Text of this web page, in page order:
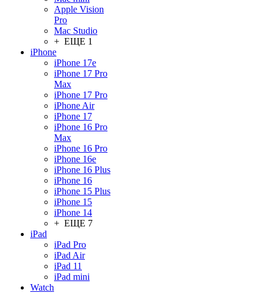
Apple Vision
Pro
Mac Studio
+ ЕЩЕ 1
iPhone
iPhone 17e
iPhone 17 Pro
Max
iPhone 17 Pro
iPhone Air
iPhone 17
iPhone 16 Pro
Max
iPhone 16 Pro
iPhone 16e
iPhone 16 Plus
iPhone 16
iPhone 15 Plus
iPhone 15
iPhone 14
+ ЕЩЕ 7
iPad
iPad Pro
iPad Air
iPad 11
iPad mini
Watch